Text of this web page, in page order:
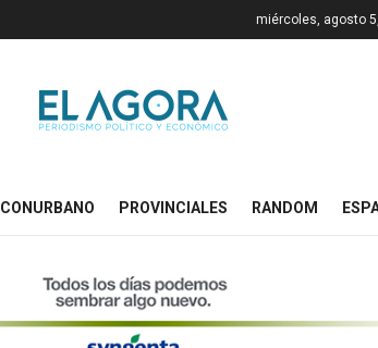
miércoles, agosto
CONURBANO PROVINCIALES RANDOM